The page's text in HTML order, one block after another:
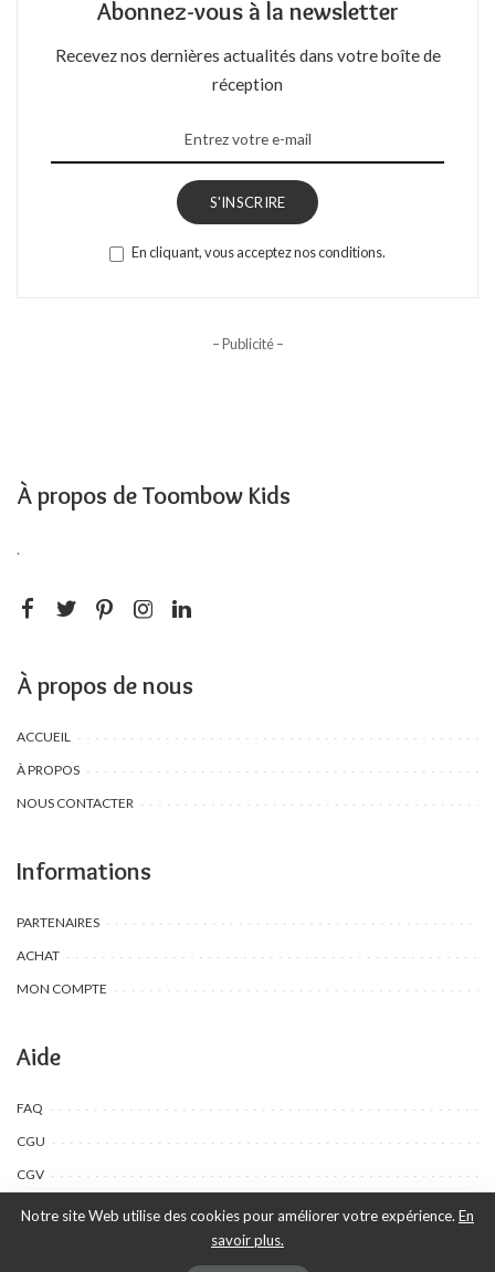
Abonnez-vous à la newsletter
Recevez nos dernières actualités dans votre boîte de
réception
S'INSCRIRE
En cliquant, vous acceptez nos conditions.
– Publicité –
À propos de Toombow Kids
.
À propos de nous
ACCUEIL
À PROPOS
NOUS CONTACTER
Informations
PARTENAIRES
ACHAT
MON COMPTE
Aide
FAQ
CGU
CGV
©Toombow Kids, 2022 - 2024 - Tous droits réservés | Créé par Ewing
Notre site Web utilise des cookies pour améliorer votre expérience. En
savoir plus.